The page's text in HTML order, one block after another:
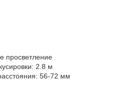
просветление
2.8 м
56-72 мм